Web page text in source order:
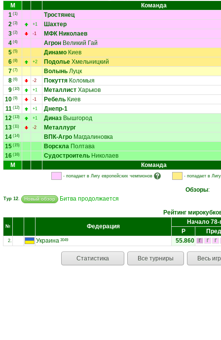
М
Команда
1 (1)
Тростянец
2 (3) +1
Шахтер
3 (2) -1
МФК Николаев
4 (4) Агрон Великий Гай
5 (5) Динамо Киев
6 (8) +2 Подолье Хмельницкий
7 (7) Волынь Луцк
8 (6) -2 Покуття Коломыя
9 (10) +1 Металлист Харьков
10 (9) -1 Ребель Киев
11 (12) +1
Днепр-1
12 (13) +1 Диназ Вышгород
13 (11) -2
Металлург
14 (14) ВПК-Агро Магдалиновка
15 (15) Ворскла Полтава
16 (16) Судостроитель Николаев
М
Команда
- попадает в Лигу европейских чемпионов - попадает в
Обзоры:
Тур 12. Новый обзор
Битва продолжается
Рейтинг
№ Федерация
Начало 78-
Р
2. Украина 3049 55.860 Г Г Г
Статистика Все турниры Весь